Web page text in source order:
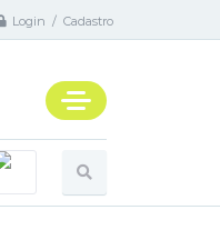
Login / Cadastro